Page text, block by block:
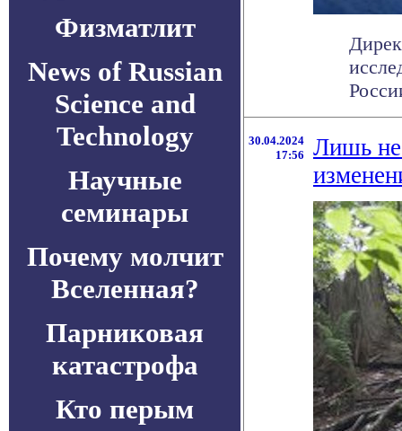
Физматлит
News of Russian
Science and
Technology
Научные
семинары
Почему молчит
Вселенная?
Парниковая
катастрофа
Кто перым
30.04.2024
17:56
Лишь